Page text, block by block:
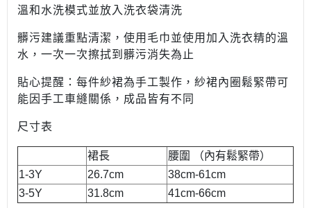
溫和水洗模式並放入洗衣袋清洗
髒污建議重點清潔，使用毛巾並使用加入 洗衣精的溫
水，一次一次擦拭到髒污消失為止
貼心提醒：每件紗裙為手工製作， 紗裙內圈鬆緊帶可
能因手工車縫關係，成品皆有不同
尺寸表
裙長
腰圍 （內有鬆緊帶）
1-3Y
26.7cm
38cm-61cm
3-5Y
31.8cm 41cm-66cm